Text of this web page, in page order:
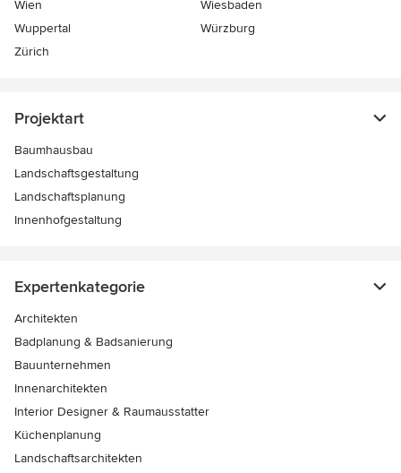
Wien
Wiesbaden
Wuppertal
Würzburg
Zürich
Projektart
Baumhausbau
Landschaftsgestaltung
Landschaftsplanung
Innenhofgestaltung
Expertenkategorie
Architekten
Badplanung & Badsanierung
Bauunternehmen
Innenarchitekten
Interior Designer & Raumausstatter
Küchenplanung
Landschaftsarchitekten